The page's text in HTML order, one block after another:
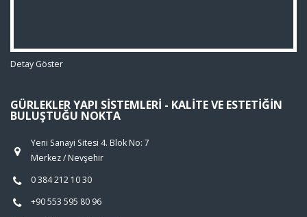
Detay Göster
GÜRLEKLER YAPI SISTEMLERI - KALITE VE ESTETIĞIN
BULUŞTUĞU NOKTA
Yeni Sanayi Sitesi 4. Blok No: 7
Merkez / Nevşehir
0 384 212 10 30
+90 553 595 80 96